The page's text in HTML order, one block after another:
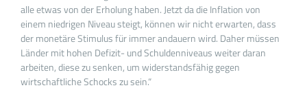
alle etwas von der Erholung haben. Jetzt da die Inflation von
einem niedrigen Niveau steigt, können wir nicht erwarten, dass
der monetäre Stimulus für immer andauern wird. Daher müssen
Länder mit hohen Defizit- und Schuldenniveaus weiter daran
arbeiten, diese zu senken, um widerstandsfähig gegen
wirtschaftliche Schocks zu sein.“